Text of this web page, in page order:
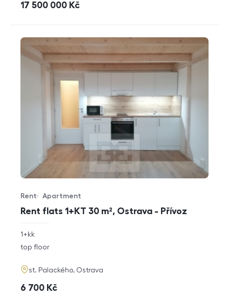
cena
17 500 000 Kč
Rent flats 1+KT 30 m², Ostrava - Přívoz
Offer type
Rent
Property type
Apartment
rozměry
disposition
1+kk
funkce
top floor
adresa
st. Palackého, Ostrava
cena
6 700 Kč